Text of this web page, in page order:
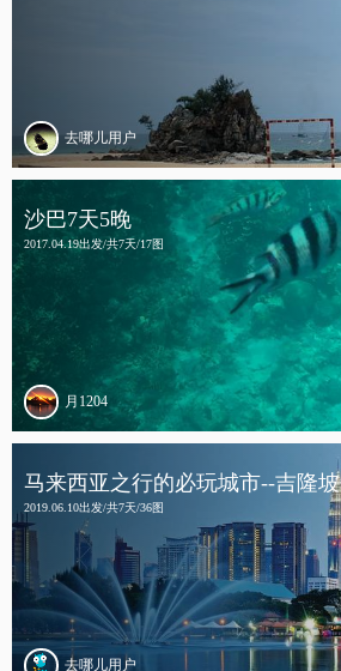
去哪儿用户
沙巴7天5晚
2017.04.19出发/共7天/17图
月1204
马来西亚之行的必玩城市--吉隆坡
2019.06.10出发/共7天/36图
去哪儿用户